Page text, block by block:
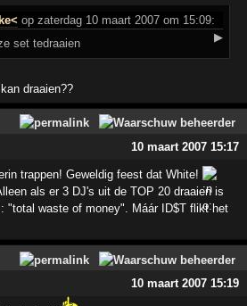
op zaterdag 10 maart 2007 om 15:09:
▶
set tedraaien
draaien??
10 maart 2007 15:17
trappen! Geweldig feest dat White!
als er 3 DJ's uit de TOP 20 draaien is
"total waste of money". Máár ID$T flikt het
10 maart 2007 15:19